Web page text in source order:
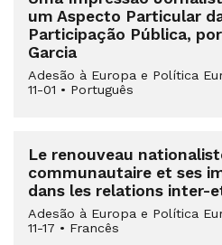
um Aspecto Particular
Participação Pública,
Garcia
Adesão à Europa e Política
11-01 • Português
Le renouveau
communautaire et ses
dans les relations inter-
Adesão à Europa e Política
11-17 • Francês